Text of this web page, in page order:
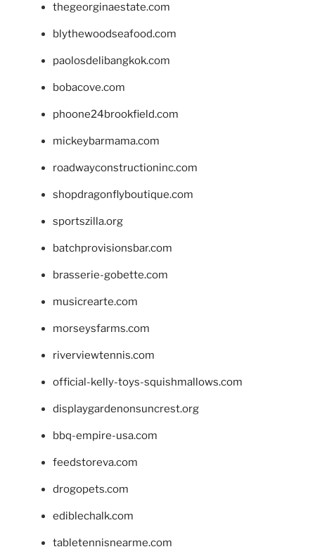
thegeorginaestate.com
blythewoodseafood.com
paolosdelibangkok.com
bobacove.com
phoone24brookfield.com
mickeybarmama.com
roadwayconstructioninc.com
shopdragonflyboutique.com
sportszilla.org
batchprovisionsbar.com
brasserie-gobette.com
musicrearte.com
morseysfarms.com
riverviewtennis.com
official-kelly-toys-squishmallows.com
displaygardenonsuncrest.org
bbq-empire-usa.com
feedstoreva.com
drogopets.com
ediblechalk.com
tabletennisnearme.com